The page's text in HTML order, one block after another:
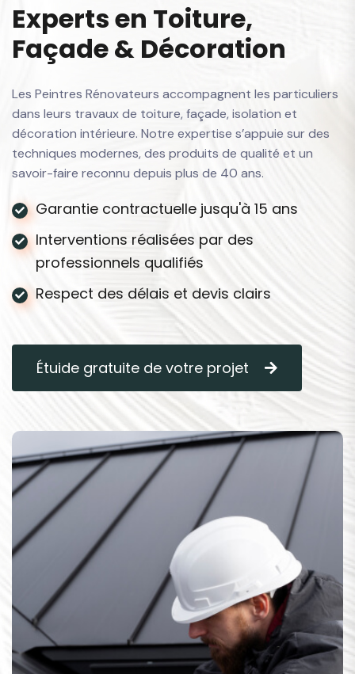
Expertsen Toiture,
Façade& Décoration
Les Peintres Rénovateurs accompagnent les particuliers
dans leurs travaux de toiture, façade, isolation et
décoration intérieure. Notre expertise s’appuie sur des
techniques modernes, des produits de qualité et un
savoir-faire reconnu depuis plus de 40 ans.
Garantie contractuelle jusqu'à 15 ans
Interventions réalisées par des
professionnels qualifiés
Respect des délais et devis clairs
Étuide gratuite de votre projet